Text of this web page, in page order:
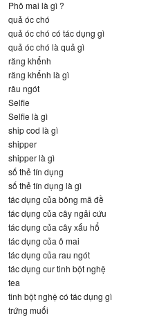
Phô mai là gì ?
quả óc chó
quả óc chó có tác dụng gì
quả óc chó là quả gì
răng khểnh
răng khểnh là gì
râu ngót
Selfie
Selfie là gì
ship cod là gì
shipper
shipper là gì
số thẻ tín dụng
số thẻ tín dụng là gì
tác dụng của bông mã đề
tác dụng của cây ngải cứu
tác dụng của cây xấu hổ
tác dụng của ô mai
tác dụng của rau ngót
tác dụng cur tinh bột nghệ
tea
tinh bột nghệ có tác dụng gì
trứng muối